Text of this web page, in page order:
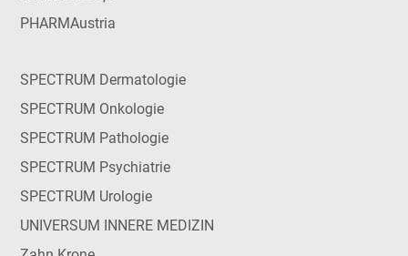
PHARMAustria
SPECTRUM Dermatologie
SPECTRUM Onkologie
SPECTRUM Pathologie
SPECTRUM Psychiatrie
SPECTRUM Urologie
UNIVERSUM INNERE MEDIZIN